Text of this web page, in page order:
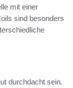
mit einer
sind besonders
durchdacht sein.